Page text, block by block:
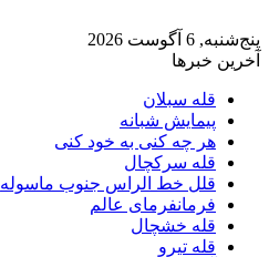
پنج‌شنبه, 6 آگوست 2026
آخرین خبرها
قله سبلان
پیمایش شبانه
هر چه کنی به خود کنی
قله سرکچال
قلل خط الراس جنوب ماسوله
فرمانفرمای عالم
قله خشچال
قله تیرو